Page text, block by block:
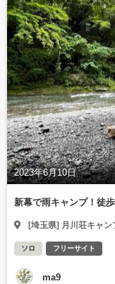
2023年6月10日
新幕で雨キャンプ！徒
[埼玉県] 月川荘キャン
ソロ フリーサイト
ma9